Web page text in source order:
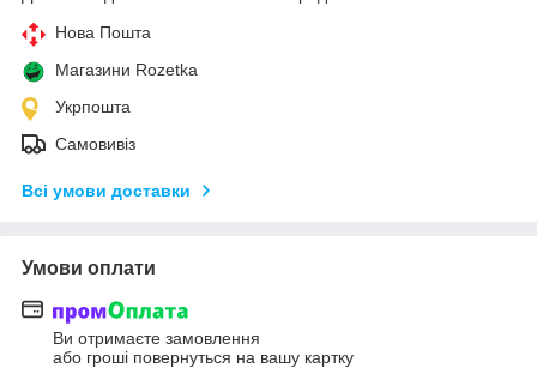
Нова Пошта
Магазини Rozetka
Укрпошта
Самовивіз
Всі умови доставки
Умови оплати
Ви отримаєте замовлення
або гроші повернуться на вашу картку